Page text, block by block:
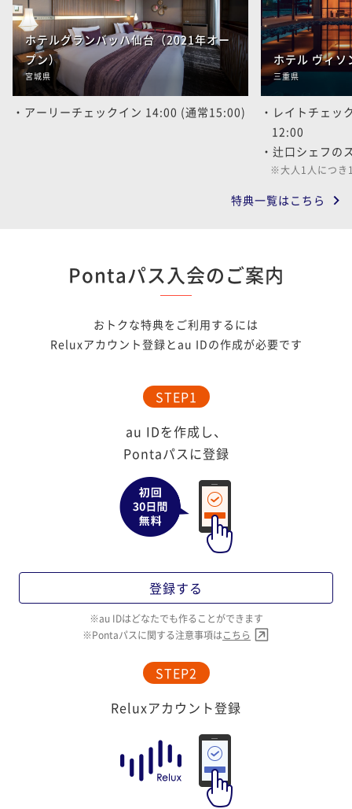
ホテルグランバッハ仙台（2021年オー
プン）
宮城県
アーリーチェックイン 14:00 (通常15:00)
ホテル ヴィソ
三重県
レイトチェッ
12:00
辻口シェフの
大人1人につき
特典一覧はこちら
Pontaパス入会のご案内
おトクな特典をご利用するには
Reluxアカウント登録とau IDの作成が必要です
STEP1
au IDを作成し、
Pontaパスに登録
登録する
au IDはどなたでも作ることができます
Pontaパスに関する注意事項はこちら
STEP2
Reluxアカウント登録